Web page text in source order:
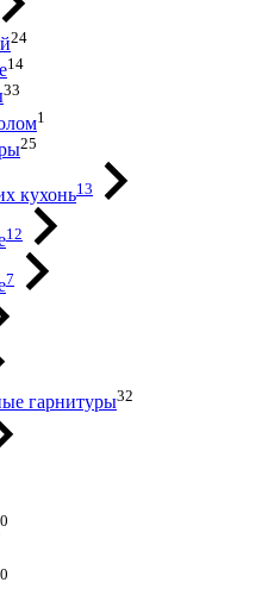
24
14
33
1
25
кухонь13
12
7
гарнитуры32
0